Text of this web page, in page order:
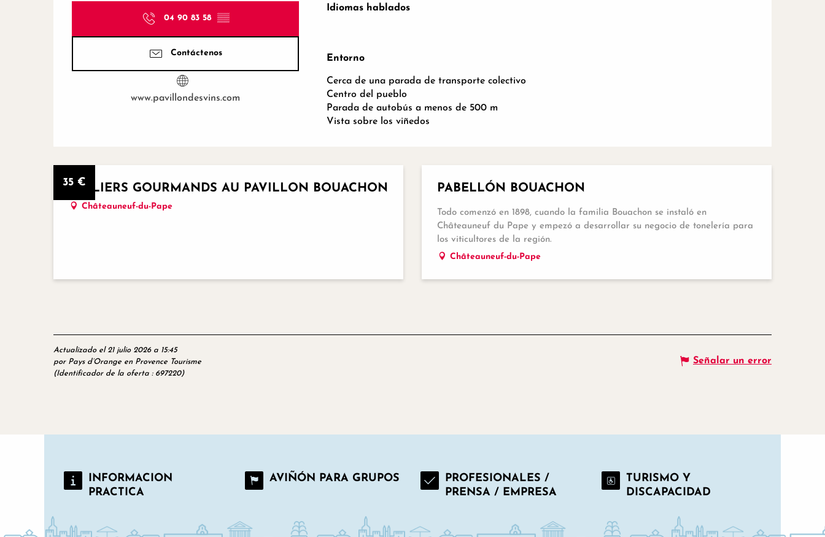
04 90 83 58 ▒▒
Contáctenos
www.pavillondesvins.com
Idiomas hablados
Idiomas hablados
Entorno
Entorno
Cerca de una parada de transporte colectivo
Centro del pueblo
Parada de autobús a menos de 500 m
Vista sobre los viñedos
35 €
ATELIERS GOURMANDS AU PAVILLON BOUACHON
Châteauneuf-du-Pape
PABELLÓN BOUACHON
Todo comenzó en 1898, cuando la familia Bouachon se instaló en
Châteauneuf du Pape y empezó a desarrollar su negocio de tonelería para
los viticultores de la región.
Châteauneuf-du-Pape
Actualizado el 21 julio 2026 a 15:45
por Pays d’Orange en Provence Tourisme
(Identificador de la oferta : 697220)
Señalar un error
INFORMACION
PRACTICA
AVIÑÓN PARA GRUPOS
PROFESIONALES /
PRENSA / EMPRESA
TURISMO Y
DISCAPACIDAD